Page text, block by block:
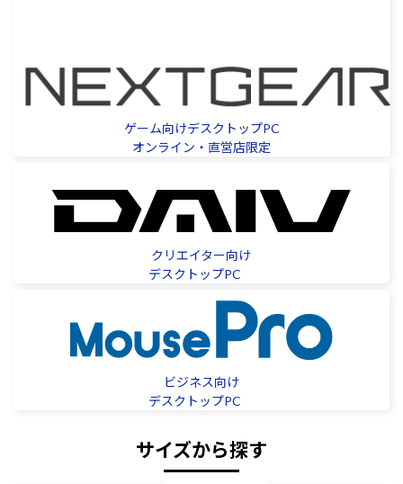
ゲーム向けデスクトップPC
オンライン・直営店限定
クリエイター向け
デスクトップPC
ビジネス向け
デスクトップPC
サイズから探す